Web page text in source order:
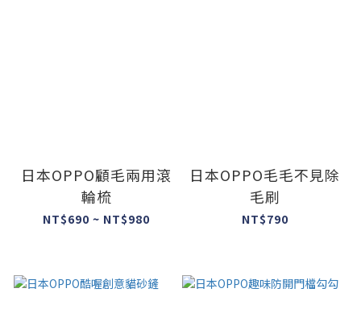
日本OPPO顧毛兩用滾
輪梳
NT$690 ~ NT$980
日本OPPO毛毛不見除
毛刷
NT$790